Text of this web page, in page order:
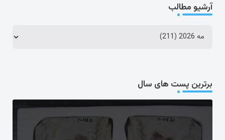
آرشیو مطالب
برترین پست های سال